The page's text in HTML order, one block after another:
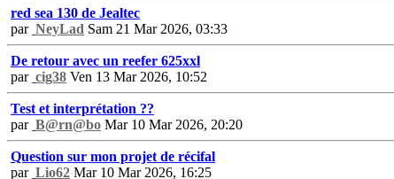
red sea 130 de Jealtec
par NeyLad Sam 21 Mar 2026, 03:33
De retour avec un reefer 625xxl
par cig38 Ven 13 Mar 2026, 10:52
Test et interprétation ??
par B@rn@bo Mar 10 Mar 2026, 20:20
Question sur mon projet de récifal
par Lio62 Mar 10 Mar 2026, 16:25